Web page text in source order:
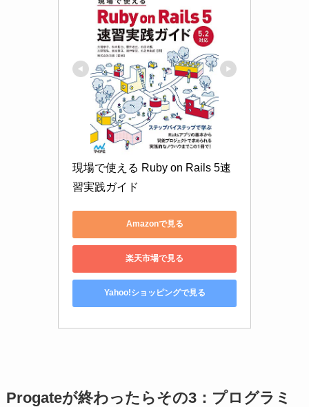
現場で使える Ruby on Rails 5速
習実践ガイド
Amazonで見る
楽天市場で見る
Yahoo!ショッピングで見る
Progateが終わったらその3：プログラミ